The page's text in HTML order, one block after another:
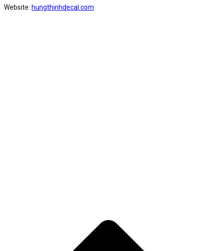
Website: hungthinhdecal.com